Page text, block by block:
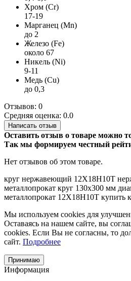
Хром (Cr)
17-19
Марганец (Mn)
до 2
Железо (Fe)
около 67
Никель (Ni)
9-11
Медь (Cu)
до 0,3
Отзывов: 0
Средняя оценка: 0.0
Написать отзыв
Оставить отзыв о товаре можно
Так мы формируем честный
Нет отзывов об этом товаре.
круг нержавеющий 12Х18Н10Т
металлопрокат круг 130х300 мм
металлопрокат 12Х18Н10Т купить
Мы используем cookies для
Оставаясь на нашем сайте, вы
cookies. Если Вы не согласны, то
сайт. Подробнее
Принимаю
Информация